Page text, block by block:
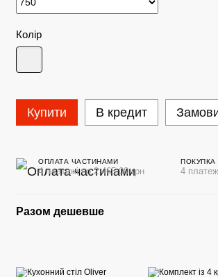
Колір
Купити В кредит
ОПЛАТА ЧАСТИНАМИ
4 платежі по 2 465.00 грн
ПОКУПКА
4
Разом дешевше